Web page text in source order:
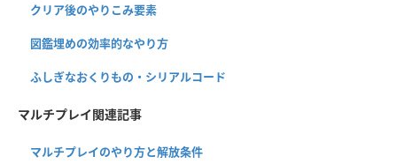
クリア後のやりこみ要素
図鑑埋めの効率的なやり方
ふしぎなおくりもの・シリアルコード
マルチプレイ関連記事
マルチプレイのやり方と解放条件